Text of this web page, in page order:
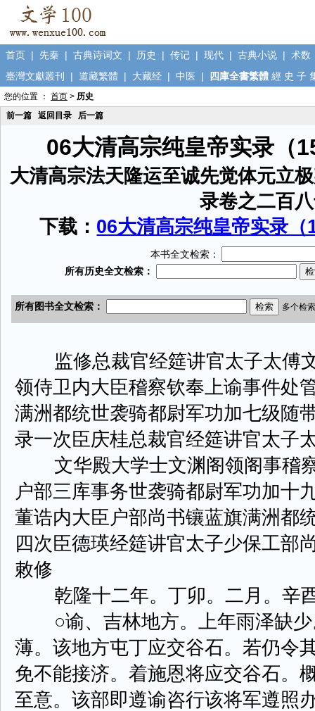
首页 | 先秦 | 古典诗词文 | 历史 | 传记 | 现代 | 古典小说 | 术数
臺灣文獻叢刊
| 道藏繁體 | 大藏经 | 中医 | 四庫全書繁體 經 史 子
您的位置 ： 首页 > 历史
前一篇
返回目录 后一篇
06大清高宗纯皇帝实录（
大清高宗法天隆运至诚先觉体元立
录卷之二百
下载： 06大清高宗纯皇帝实录
本书全文检索：
监修总裁官经筵讲官太子太傅
领侍卫内大臣稽察钦奉上谕事件处
满洲都统世袭骑都尉军功加七级随
录一次臣庆桂总裁官经筵讲官太子
文华殿大学士文渊阁领阁事稽
户部三库事务世袭骑都尉军功加十
董诰内大臣户部尚书镶蓝旗满洲都
四次臣德瑛经筵讲官太子少保工部
敕修
乾隆十二年。丁卯。二月。辛
○谕、吉林地方。上年雨泽缺少
薄。该地方屯丁应交谷石。若仍令
免不能接济。着施恩将应交谷石。
至意。该部即遵谕咨行该将军遵照